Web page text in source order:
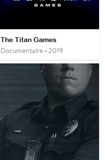
The Titan Games
Documentaire • 2019